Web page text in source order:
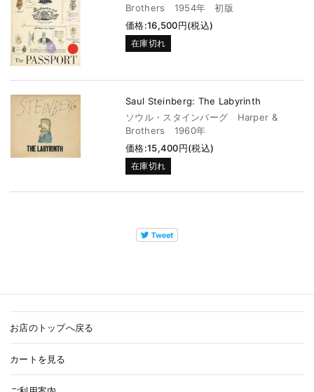
Brothers 1954年 初版
価格:16,500円(税込)
在庫切れ
Saul Steinberg: The Labyrinth
ソウル・スタインバーグ Harper &
Brothers 1960年
価格:15,400円(税込)
在庫切れ
お店のトップへ戻る
カートを見る